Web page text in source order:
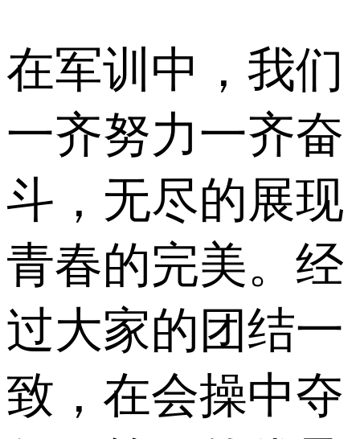
在军训中，我们
一齐努力一齐奋
斗，无尽的展现
青春的完美。经
过大家的团结一
致，在会操中夺